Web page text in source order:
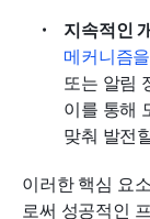
지속적인
메커니즘
또는 알림
이를 통해
맞춰 발전
이러한 핵심 요
로써 성공적인